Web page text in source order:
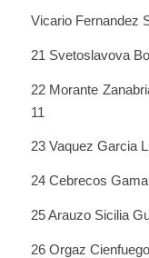
Vicario Fernandez
21 Svetoslavova
22 Morante
11
23 Vaquez Garcia
24 Cebrecos
25 Arauzo Sicilia
26 Orgaz